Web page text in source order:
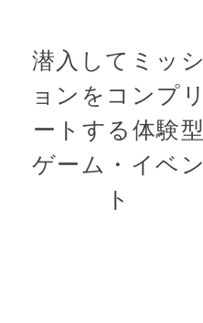
潜入してミッシ
ョンをコンプリ
ートする体験型
ゲーム・イベン
ト